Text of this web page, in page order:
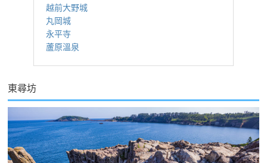
越前大野城
丸岡城
永平寺
蘆原溫泉
東尋坊